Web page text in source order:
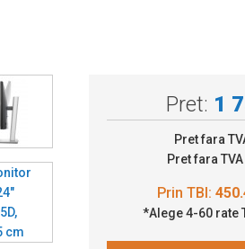
Pret: 1
Pret fara
Pret fara TVA
*Alege 4-60 rate